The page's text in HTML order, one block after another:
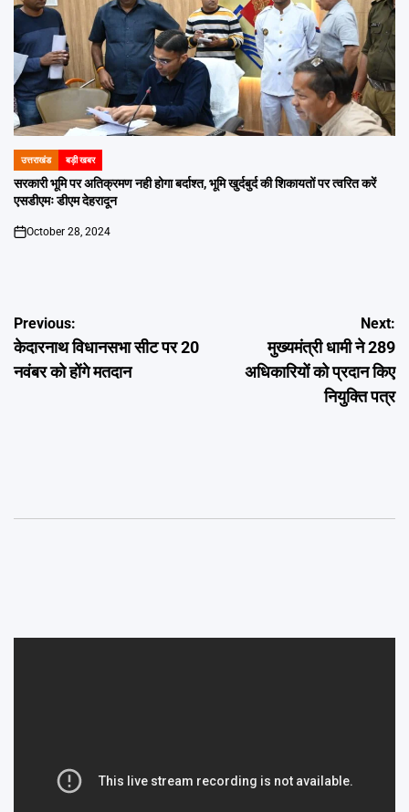
POSTED
IN
उत्तराखंड बड़ी खबर
सरकारी भूमि पर अतिक्रमण नही होगा बर्दाश्त, भूमि खुर्दबुर्द की शिकायतों पर त्वरित करें
एसडीएमः डीएम देहरादून
on
October 28, 2024
Post
navigation
Previous:
केदारनाथ विधानसभा सीट पर 20
नवंबर को होंगे मतदान
Next:
मुख्यमंत्री धामी ने 289
अधिकारियों को प्रदान किए
नियुक्ति पत्र